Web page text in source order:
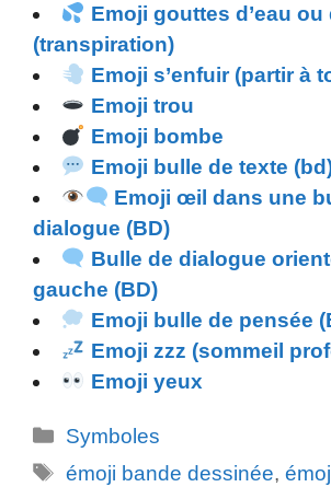
Emoji gouttes d’eau ou
(transpiration)
Emoji s’enfuir (partir à
Emoji trou
Emoji bombe
Emoji bulle de texte
Emoji œil dans une
dialogue (BD)
Bulle de dialogue
gauche (BD)
Emoji bulle de pensée
Emoji zzz (sommeil
Emoji yeux
Catégories
Symboles
Étiquettes
émoji bande dessinée,